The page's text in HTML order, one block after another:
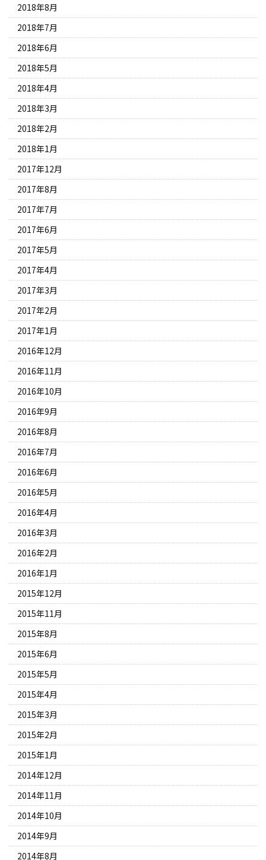
2018年8月
2018年7月
2018年6月
2018年5月
2018年4月
2018年3月
2018年2月
2018年1月
2017年12月
2017年8月
2017年7月
2017年6月
2017年5月
2017年4月
2017年3月
2017年2月
2017年1月
2016年12月
2016年11月
2016年10月
2016年9月
2016年8月
2016年7月
2016年6月
2016年5月
2016年4月
2016年3月
2016年2月
2016年1月
2015年12月
2015年11月
2015年8月
2015年6月
2015年5月
2015年4月
2015年3月
2015年2月
2015年1月
2014年12月
2014年11月
2014年10月
2014年9月
2014年8月